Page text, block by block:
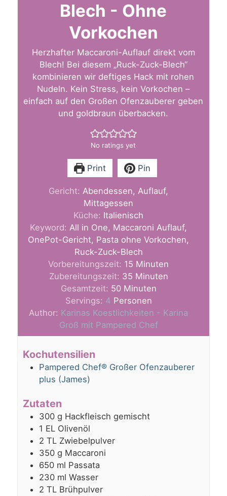
Blech - Ohne
Vorkochen
Herzhafter Maccaroni-Auflauf direkt vom
Blech! Bei diesem „Ruck-Zuck-Blech“
kombinieren wir deftiges Hack mit rohen
Nudeln. Kein Stress, kein Vorkochen –
einfach auf den Großen Ofenzauberer geben
und goldbraun überbacken.
No ratings yet
Print Pin
Gericht:Abendessen, Auflauf,
Mittagessen
Küche: Italienisch
Keyword:All in One, Maccaroni Auflauf,
OnePot-Gericht, Pasta ohne Vorkochen,
Ruck-Zuck-Blech
Vorbereitungszeit: 15 Minuten
Minuten
Zubereitungszeit: 35Minuten
Minuten
Gesamtzeit: 50Minuten
Minuten
Servings: 4 Personen
Author: Karinas Koestlichkeiten - Karina
Groß mit Pampered Chef
Kochutensilien
Pampered Chef® Großer Ofenzauberer
plus (James)
Zutaten
300 g Hackfleisch gemischt
1 EL Olivenöl
2 TL Zwiebelpulver
350 g Maccaroni
650 ml Passata
230 ml Wasser
2 TL Brühpulver